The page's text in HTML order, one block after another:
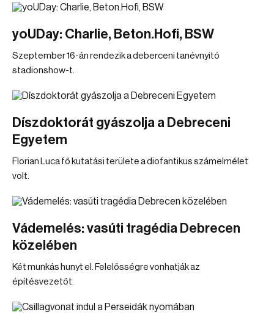
yoUDay: Charlie, Beton.Hofi, BSW
Szeptember 16-án rendezik a deberceni tanévnyitó
stadionshow-t.
Díszdoktorát gyászolja a Debreceni
Egyetem
Florian Luca fő kutatási területe a diofantikus számelmélet
volt.
Vádemelés: vasúti tragédia Debrecen
közelében
Két munkás hunyt el. Felelősségre vonhatják az
építésvezetőt.